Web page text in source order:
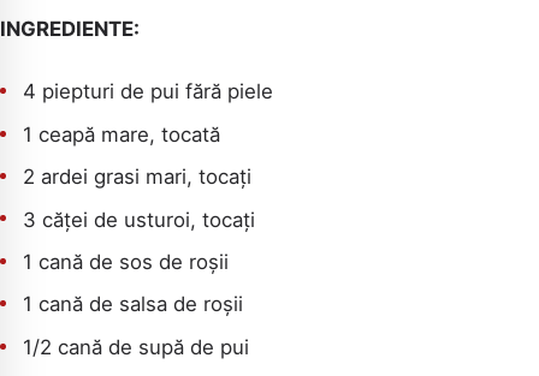
INGREDIENTE:
4 piepturi de pui fără piele
1 ceapă mare, tocată
2 ardei grasi mari, tocați
3 căței de usturoi, tocați
1 cană de sos de roșii
1 cană de salsa de roșii
1/2 cană de supă de pui